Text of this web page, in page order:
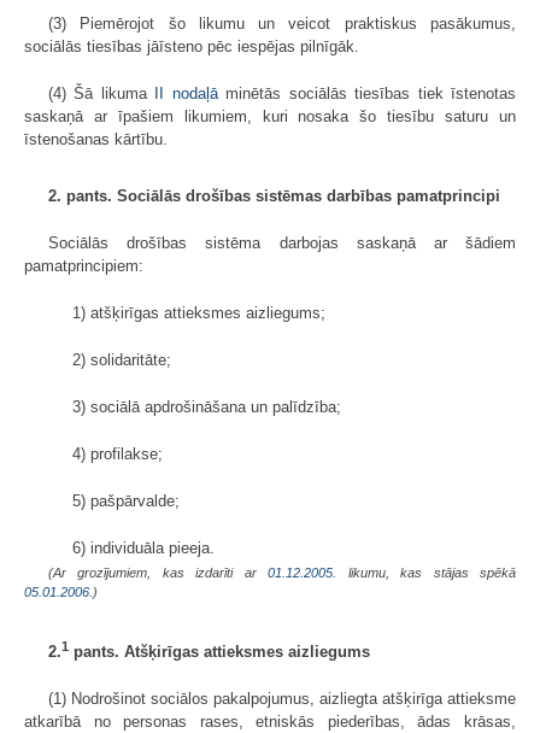
(3) Piemērojot šo likumu un veicot praktiskus pasākumus,
sociālās tiesības jāīsteno pēc iespējas pilnīgāk.
(4) Šā likumaII nodaļāminētās sociālās tiesības tiek īstenotas
saskaņā ar īpašiem likumiem, kuri nosaka šo tiesību saturu un
īstenošanas kārtību.
2. pants. Sociālās drošības sistēmas darbības pamatprincipi
Sociālās drošības sistēma darbojas saskaņā ar šādiem
pamatprincipiem:
1) atšķirīgas attieksmes aizliegums;
2) solidaritāte;
3) sociālā apdrošināšana un palīdzība;
4) profilakse;
5) pašpārvalde;
6) individuāla pieeja.
(Ar grozījumiem, kas izdarīti ar01.12.2005 . likumu, kas stājas spēkā
05.01.2006. )
2.1 pants. Atšķirīgas attieksmes aiz­liegums
(1) Nodrošinot sociālos pakalpojumus, aizliegta atšķirīga attieksme
atkarībā no personas rases, etniskās piederības, ādas krāsas,